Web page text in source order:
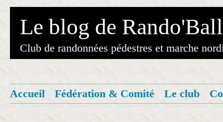
Le blog de Rando'Ball
Club de randonnées pédestres et marche
Accueil Fédération & Comité Le club